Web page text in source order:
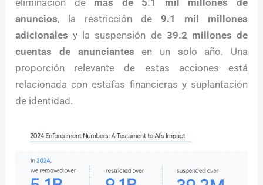
anuncios, la restricción de 9.1 mil millones
adicionales y la suspensión de 39.2 millones de
cuentas de anunciantes en un solo año. Una
proporción relevante de estas acciones está
relacionada con estafas financieras y suplantación
de identidad.